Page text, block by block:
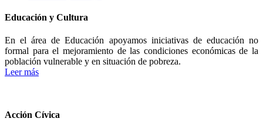
Educación y Cultura
En el área de Educación apoyamos iniciativas de educación no
formal para el mejoramiento de las condiciones económicas de la
población vulnerable y en situación de pobreza.
Leer más
Acción Cívica